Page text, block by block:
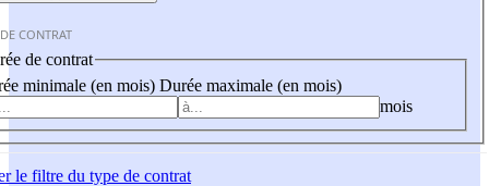
CONTRAT
de contrat
minimale (en mois) Durée maximale (en mois)
mois
le filtre du type de contrat